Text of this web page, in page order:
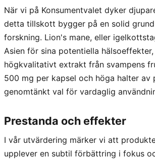
När vi på Konsumentvalet dyker
detta tillskott bygger på en solid
forskning. Lion's mane, eller
Asien för sina potentiella
högkvalitativt extrakt från svampens
500 mg per kapsel och höga halter
genomtänkt val för vardaglig
Prestanda och effekter
I vår utvärdering märker vi att
upplever en subtil förbättring i fokus